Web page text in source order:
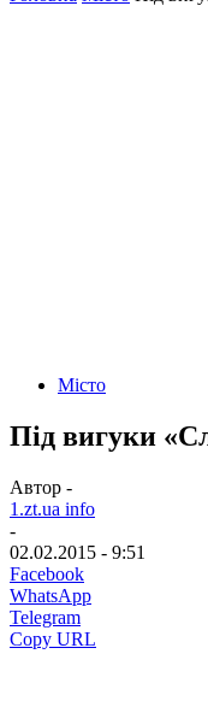
Місто
Під вигуки
Автор -
1.zt.ua info
-
02.02.2015 - 9:51
Facebook
WhatsApp
Telegram
Copy URL